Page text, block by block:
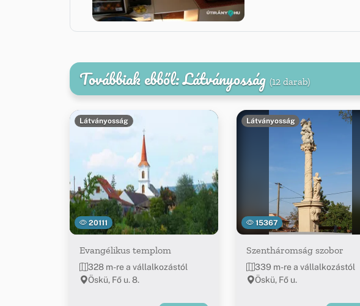
Továbbiak ebből: Látványosság (12 darab)
20111
Látványosság
Evangélikus templom
328 m-re a vállalkozástól
Öskü, Fő u. 8.
15367
Látványosság
Szentháromság szobor
339 m-re a vállalkozástól
Öskü, Fő u.